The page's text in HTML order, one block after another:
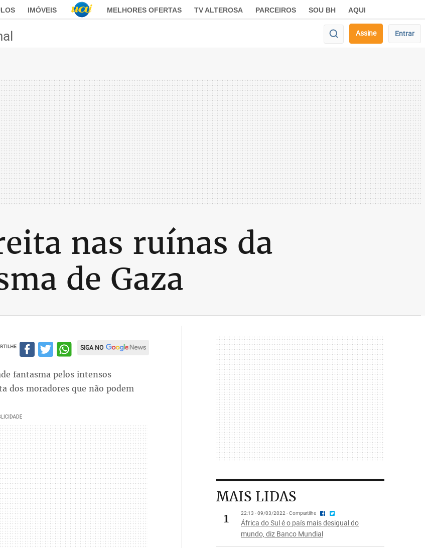
IMÓVEIS MELHORES OFERTAS TV ALTEROSA PARCEIROS SOU BH AQUI
Assine Entrar
nas ruínas da
de Gaza
SIGA NO
fantasma pelos intensos
dos moradores que não podem
MAIS LIDAS
1
22:13 - 09/03/2022 - Compartilhe
África do Sul é o país mais desigual do
mundo, diz Banco Mundial